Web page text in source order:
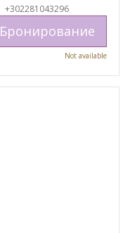
+302281043296
Бронирование
Not available